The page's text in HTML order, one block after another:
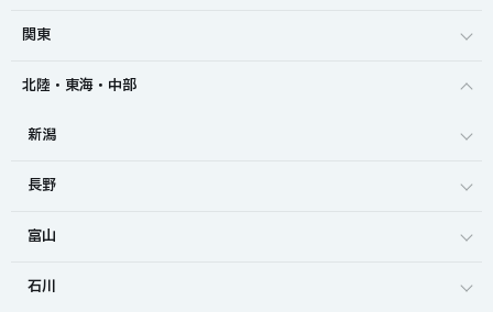
関東
北陸・東海・中部
新潟
長野
富山
石川